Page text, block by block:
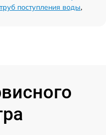
поступления воды,